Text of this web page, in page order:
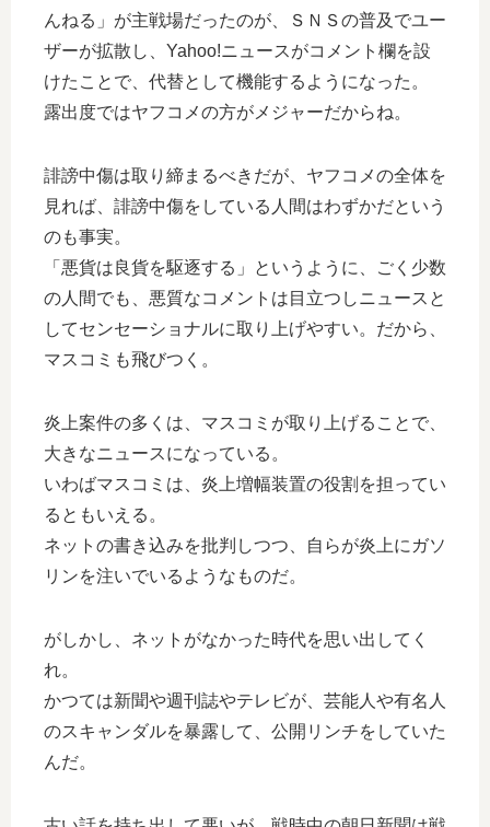
んねる」が主戦場だったのが、ＳＮＳの普及でユー
ザーが拡散し、Yahoo!ニュースがコメント欄を設
けたことで、代替として機能するようになった。
露出度ではヤフコメの方がメジャーだからね。
誹謗中傷は取り締まるべきだが、ヤフコメの全体を
見れば、誹謗中傷をしている人間はわずかだという
のも事実。
「悪貨は良貨を駆逐する」というように、ごく少数
の人間でも、悪質なコメントは目立つしニュースと
してセンセーショナルに取り上げやすい。だから、
マスコミも飛びつく。
炎上案件の多くは、マスコミが取り上げることで、
大きなニュースになっている。
いわばマスコミは、炎上増幅装置の役割を担ってい
るともいえる。
ネットの書き込みを批判しつつ、自らが炎上にガソ
リンを注いでいるようなものだ。
がしかし、ネットがなかった時代を思い出してく
れ。
かつては新聞や週刊誌やテレビが、芸能人や有名人
のスキャンダルを暴露して、公開リンチをしていた
んだ。